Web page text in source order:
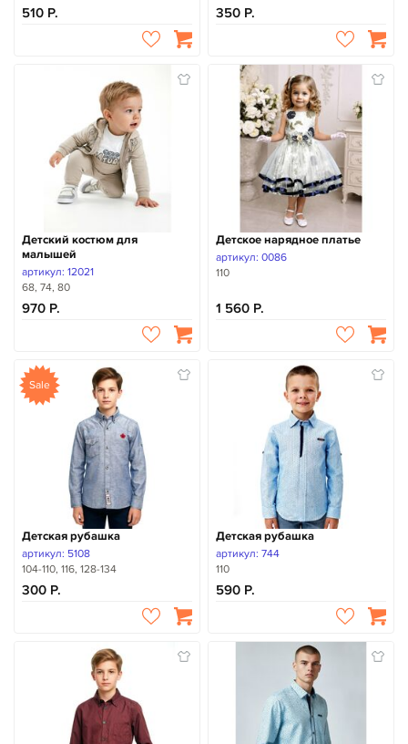
510 350
Детский костюм для
малышей
артикул: 12021
68, 74, 80
970
Детское нарядное платье
артикул: 0086
110
1 560
Sale
Детская рубашка
артикул: 5108
104-110, 116, 128-134
300
Детская рубашка
артикул: 744
110
590